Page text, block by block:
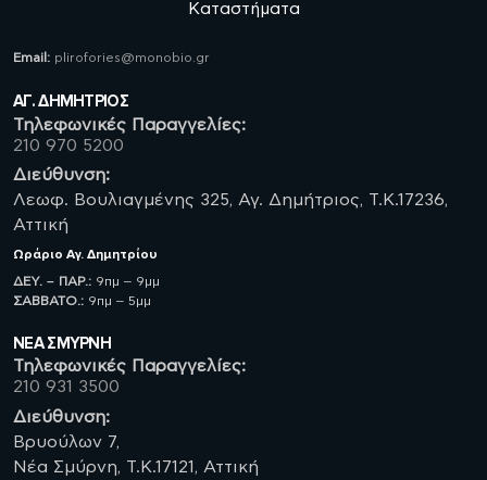
Καταστήματα
Email: plirofories@monobio.gr
ΑΓ. ΔΗΜΗΤΡΙΟΣ
Τηλεφωνικές Παραγγελίες:
210 970 5200
Διεύθυνση:
Λεωφ. Βουλιαγμένης 325, Αγ. Δημήτριος, Τ.Κ.17236,
Αττική
Ωράριο Αγ. Δημητρίου
ΔΕΥ. – ΠΑΡ.: 9πμ – 9μμ
ΣΑΒBATO.: 9πμ – 5μμ
ΝΈΑ ΣΜΥΡΝΗ
Τηλεφωνικές Παραγγελίες:
210 931 3500
Διεύθυνση:
Βρυούλων 7,
Νέα Σμύρνη, Τ.Κ.17121, Αττική